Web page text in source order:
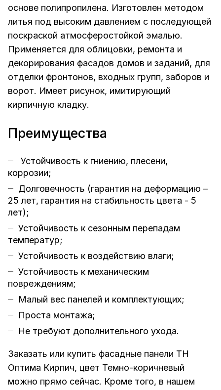
основе полипропилена. Изготовлен методом
литья под высоким давлением с последующей
поскраской атмосферостойкой эмалью.
Применяется для облицовки, ремонта и
декорирования фасадов домов и заданий, для
отделки фронтонов, входных групп, заборов и
ворот. Имеет рисунок, имитирующий
кирпичную кладку.
Преимущества
Устойчивость к гниению, плесени,
коррозии;
Долговечность (гарантия на деформацию –
25 лет, гарантия на стабильность цвета - 5
лет);
Устойчивость к сезонным перепадам
температур;
Устойчивость к воздействию влаги;
Устойчивость к механическим
повреждениям;
Малый вес панелей и комплектующих;
Проста монтажа;
Не требуют дополнительного ухода.
Заказать или купить фасадные панели ТН
Оптима Кирпич, цвет Темно-коричневый
можно прямо сейчас. Кроме того, в нашем